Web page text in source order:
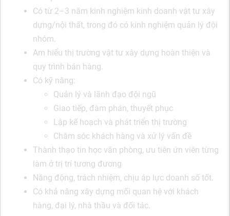
Có từ 2–3 năm kinh nghiệm kinh doanh vật tư xây
dựng/nội thất, trong đó có kinh nghiệm quản lý đội
nhóm.
Am hiểu thị trường vật tư xây dựng hoàn thiện và
quy trình bán hàng.
Có kỹ năng:
Quản lý và lãnh đạo đội ngũ
Giao tiếp, đàm phán, thuyết phục
Lập kế hoạch và phát triển thị trường
Chăm sóc khách hàng và xử lý vấn đề
Thành thạo tin học văn phòng, ưu tiên ứn viên từng
làm ở trị trí tương đương
Năng động, trách nhiệm, chịu áp lực doanh số tốt.
Có khả năng xây dựng mối quan hệ với khách
hàng, đại lý, nhà thầu và đối tác.